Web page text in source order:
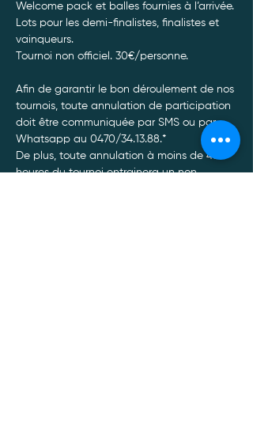
Welcome pack et balles fournies à l’arrivée.
Lots pour les demi-finalistes, finalistes et
vainqueurs.
Tournoi non officiel. 30€/personne.
Afin de garantir le bon déroulement de nos
tournois, toute annulation de participation
doit être communiquée par SMS ou par
Whatsapp au 0470/34.13.88.*
De plus, toute annulation à moins de 48
heures du tournoi entrainera un non